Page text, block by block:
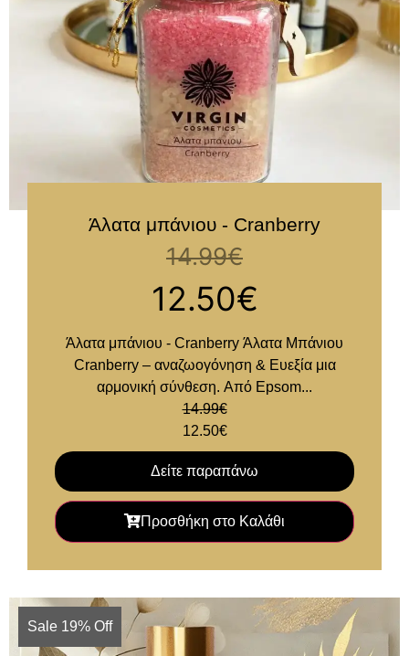
Άλατα μπάνιου - Cranberry
14.99€
12.50€
Άλατα μπάνιου - Cranberry Άλατα Μπάνιου
Cranberry – αναζωογόνηση & Ευεξία μια
αρμονική σύνθεση. Aπό Epsom...
14.99€
12.50€
Δείτε παραπάνω
Προσθήκη στο Καλάθι
Sale 19% Off